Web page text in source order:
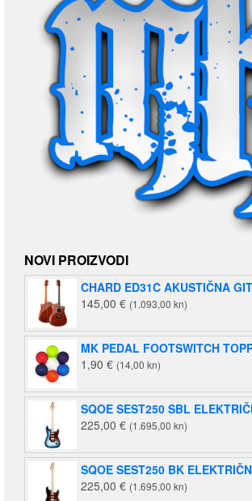
NOVI PROIZVODI
CHARD ED31C AKUSTIČNA
145,00 € (1.093,00 kn)
MK PEDAL FOOTSWITCH
1,90 € (14,00 kn)
SQOE SEST250 SBL
225,00 € (1.695,00 kn)
SQOE SEST250 BK
225,00 € (1.695,00 kn)